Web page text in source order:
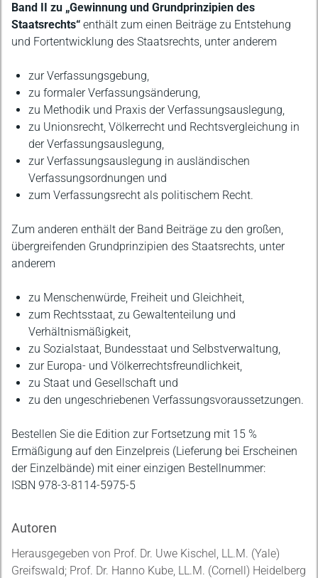
Band II zu „Gewinnung und Grundprinzipien des
Staatsrechts“ enthält zum einen Beiträge zu Entstehung
und Fortentwicklung des Staatsrechts, unter anderem
zur Verfassungsgebung,
zu formaler Verfassungsänderung,
zu Methodik und Praxis der Verfassungsauslegung,
zu Unionsrecht, Völkerrecht und Rechtsvergleichung in
der Verfassungsauslegung,
zur Verfassungsauslegung in ausländischen
Verfassungsordnungen und
zum Verfassungsrecht als politischem Recht.
Zum anderen enthält der Band Beiträge zu den großen,
übergreifenden Grundprinzipien des Staatsrechts, unter
anderem
zu Menschenwürde, Freiheit und Gleichheit,
zum Rechtsstaat, zu Gewaltenteilung und
Verhältnismäßigkeit,
zu Sozialstaat, Bundesstaat und Selbstverwaltung,
zur Europa- und Völkerrechtsfreundlichkeit,
zu Staat und Gesellschaft und
zu den ungeschriebenen Verfassungsvoraussetzungen.
Bestellen Sie die Edition zur Fortsetzung mit 15 %
Ermäßigung auf den Einzelpreis (Lieferung bei Erscheinen
der Einzelbände) mit einer einzigen Bestellnummer:
ISBN 978-3-8114-5975-5
Autoren
Herausgegeben von Prof. Dr. Uwe Kischel, LL.M. (Yale)
Greifswald; Prof. Dr. Hanno Kube, LL.M. (Cornell) Heidelberg